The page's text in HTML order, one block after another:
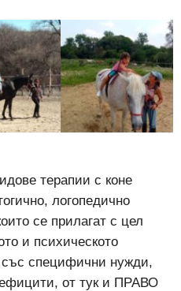
терапии с коне
логопедично
се прилагат с цел
и психическото
специфични нужди,
от тук и ПРАВО